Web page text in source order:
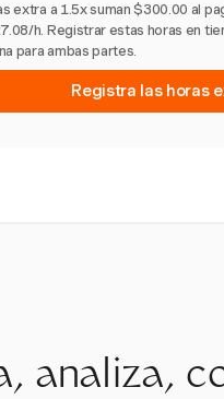
extra a 1.5x suman $300.00 al
h. Registrar estas horas en
para ambas partes.
Registra las horas
analiza,